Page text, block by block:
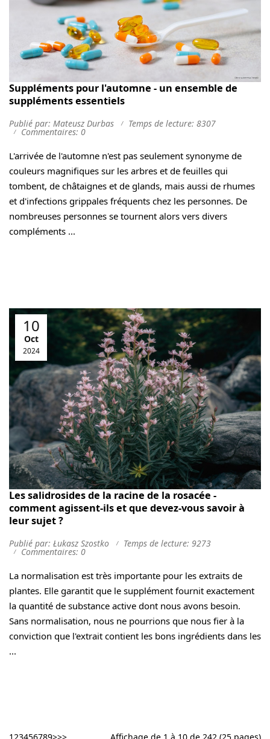
Suppléments pour l'automne - un ensemble de
suppléments essentiels
Publié par: Mateusz Durbas
Temps de lecture: 8307
Commentaires: 0
L'arrivée de l'automne n'est pas seulement synonyme de
couleurs magnifiques sur les arbres et de feuilles qui
tombent, de châtaignes et de glands, mais aussi de rhumes
et d'infections grippales fréquents chez les personnes. De
nombreuses personnes se tournent alors vers divers
compléments ...
Les salidrosides de la racine de la rosacée -
comment agissent-ils et que devez-vous savoir à
leur sujet ?
10
Oct
2024
Publié par: Łukasz Szostko
Temps de lecture: 9273
Commentaires: 0
La normalisation est très importante pour les extraits de
plantes. Elle garantit que le supplément fournit exactement
la quantité de substance active dont nous avons besoin.
Sans normalisation, nous ne pourrions que nous fier à la
conviction que l'extrait contient les bons ingrédients dans les
...